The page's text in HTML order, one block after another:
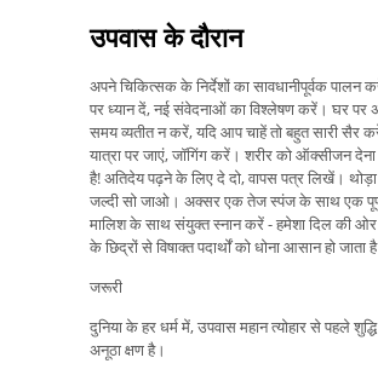
उपवास के दौरान
अपने चिकित्सक के निर्देशों का सावधानीपूर्वक
पर ध्यान दें, नई संवेदनाओं का विश्लेषण करें। घर पर
समय व्यतीत न करें, यदि आप चाहें तो बहुत सारी सैर
यात्रा पर जाएं, जॉगिंग करें। शरीर को ऑक्सीजन
है! अतिदेय पढ़ने के लिए दे दो, वापस पत्र लिखें।
जल्दी सो जाओ। अक्सर एक तेज स्पंज के साथ एक
मालिश के साथ संयुक्त स्नान करें - हमेशा दिल की
के छिद्रों से विषाक्त पदार्थों को धोना आसान हो जाता
जरूरी
दुनिया के हर धर्म में, उपवास महान त्योहार से पहले
अनूठा क्षण है।